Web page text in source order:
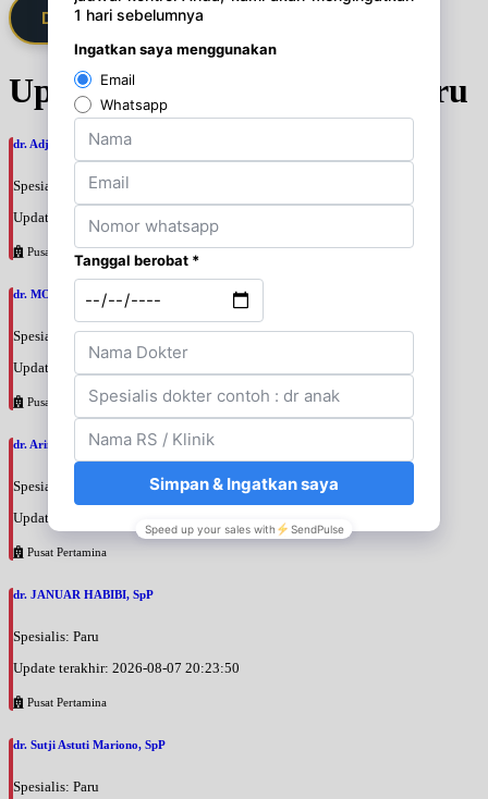
Daftarkan Saya via Member VIP
Update Jadwal Dokter terbaru
dr. Adji Suprajitno, SpPD
Spesialis: Penyakit Dalam
Update terakhir: 2026-08-07 20:37:59
Pusat Pertamina
dr. MOCHAMAD PASHA, SpPD
Spesialis: Penyakit Dalam
Update terakhir: 2026-08-07 20:35:45
Pusat Pertamina
dr. Arini Purwono, SpP
Spesialis: Paru
Update terakhir: 2026-08-07 20:25:58
Pusat Pertamina
dr. JANUAR HABIBI, SpP
Spesialis: Paru
Update terakhir: 2026-08-07 20:23:50
Pusat Pertamina
dr. Sutji Astuti Mariono, SpP
Spesialis: Paru